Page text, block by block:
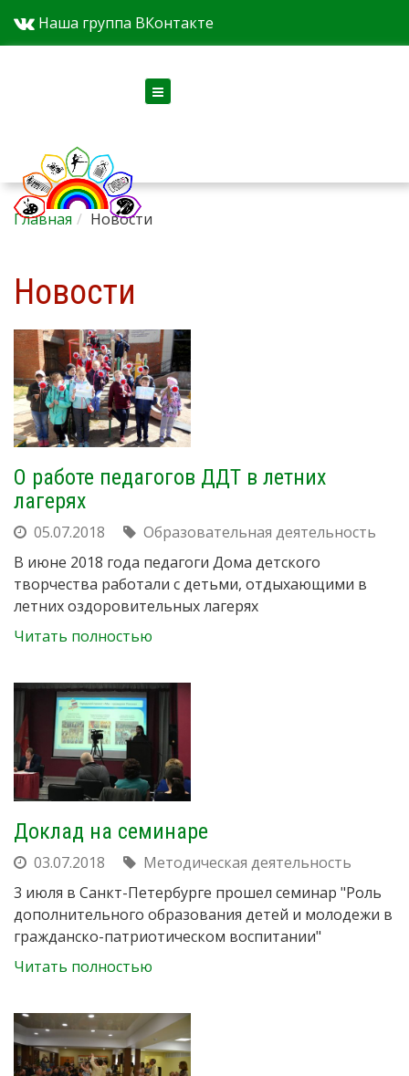
Наша группа ВКонтакте
Главная Новости
Новости
О работе педагогов ДДТ в летних
лагерях
05.07.2018
Образовательная деятельность
В июне 2018 года педагоги Дома детского
творчества работали с детьми, отдыхающими в
летних оздоровительных лагерях
Читать полностью
Доклад на семинаре
03.07.2018
Методическая деятельность
3 июля в Санкт-Петербурге прошел семинар "Роль
дополнительного образования детей и молодежи в
гражданско-патриотическом воспитании"
Читать полностью